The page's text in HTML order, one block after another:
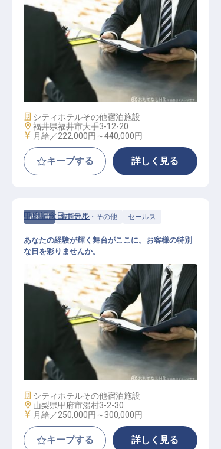
営業スタッフ
施設業態
シティホテルその他宿泊施設
勤務地
福井県福井市大手3-12-20
給与
月給／222,000円～440,000円
キープする 詳しく見る
正社員 管理部門・その他 セールス
法人営業（宴会、会議等提案営業）
甲府記念日ホテル
あなたの経験が輝く舞台がここに。お客様の特別
な日を彩りませんか。
施設業態
シティホテルその他宿泊施設
勤務地
山梨県甲府市湯村3-2-30
給与
月給／250,000円～ 300,000円
キープする 詳しく見る